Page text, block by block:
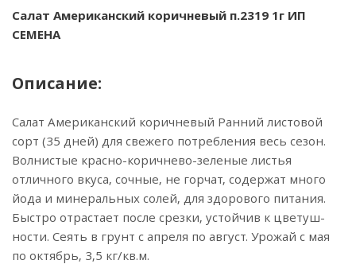
Салат Американский коричневый п.2319 1г ИП
СЕМЕНА
Описание:
Салат Американский коричневый Ранний листовой
сорт (35 дней) для свежего потребления весь сезон.
Волнистые красно-коричнево-зеленые листья
отличного вкуса, сочные, не горчат, содержат много
йода и минеральных солей, для здорового питания.
Быстро отрастает после срезки, устойчив к цветуш-
ности. Сеять в грунт с апреля по август. Урожай с мая
по октябрь, 3,5 кг/кв.м.